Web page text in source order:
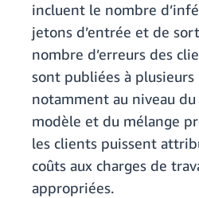
incluent le nombre
jetons d’entrée et de
nombre d’erreurs des
sont publiées à
notamment au niveau
modèle et du mélange
les clients puissent
coûts aux charges de
appropriées.